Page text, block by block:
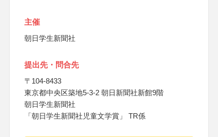
主催
朝日学生新聞社
提出先・問合先
〒104-8433
東京都中央区築地5-3-2 朝日新聞社新館9階
朝日学生新聞社
「朝日学生新聞社児童文学賞」 TR係